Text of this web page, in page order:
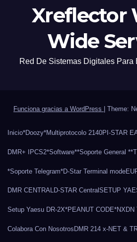
Xreflector
Wide
Red De Sistemas Digitales
Funciona gracias a WordPress | Theme:
Inicio*Doozy*Multiprotocolo 2140PI-STAR
DMR+ IPCS2*Software**Soporte General *
*Soporte Telegram*D-Star Terminal mode
DMR CENTRALD-STAR CentralSETUP
Setup Yaesu DR-2X*PEANUT CODE*NXDN
Colabora Con Nosotros DMR 214 x-NET &